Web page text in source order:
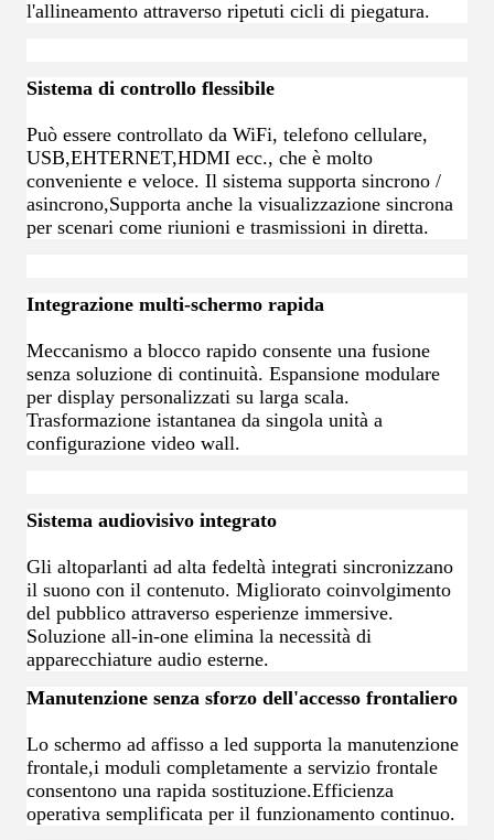
l'allineamento attraverso ripetuti cicli di piegatura.
Sistema di controllo flessibile
Può essere controllato da WiFi, telefono cellulare,
USB,EHTERNET,HDMI ecc., che è molto
conveniente e veloce. Il sistema supporta sincrono /
asincrono,Supporta anche la visualizzazione sincrona
per scenari come riunioni e trasmissioni in diretta.
Integrazione multi-schermo rapida
Meccanismo a blocco rapido consente una fusione
senza soluzione di continuità. Espansione modulare
per display personalizzati su larga scala.
Trasformazione istantanea da singola unità a
configurazione video wall.
Sistema audiovisivo integrato
Gli altoparlanti ad alta fedeltà integrati sincronizzano
il suono con il contenuto. Migliorato coinvolgimento
del pubblico attraverso esperienze immersive.
Soluzione all-in-one elimina la necessità di
apparecchiature audio esterne.
Manutenzione senza sforzo dell'accesso frontaliero
Lo schermo ad affisso a led supporta la manutenzione
frontale,i moduli completamente a servizio frontale
consentono una rapida sostituzione.Efficienza
operativa semplificata per il funzionamento continuo.